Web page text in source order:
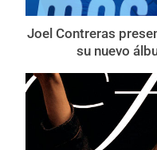
Joel Contreras
su nuevo